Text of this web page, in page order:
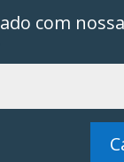
com